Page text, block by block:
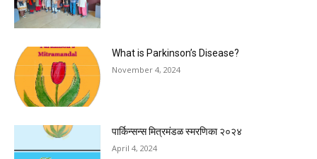
What is Parkinson’s Disease?
November 4, 2024
पार्किन्सन्स मित्रमंडळ स्मरणिका २०२४
April 4, 2024